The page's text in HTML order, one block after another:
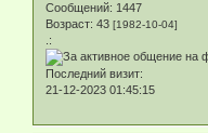
Сообщений: 1447
Возраст: 43 [1982-10-04]
.:
Последний визит:
21-12-2023 01:45:15